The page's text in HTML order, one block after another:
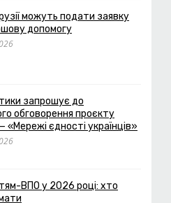
можуть подати заявку
допомогу
запрошує до
обговорення проєкту
«Мережі єдності українців»
ВПО у 2026 році: хто